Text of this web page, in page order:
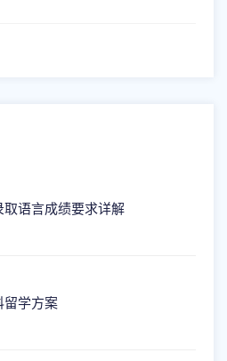
取语言成绩要求详解
留学方案